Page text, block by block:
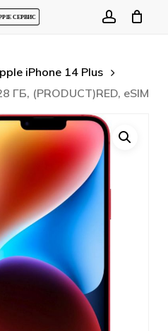
iPhone 14 Plus
ГБ, (PRODUCT)RED, eSIM